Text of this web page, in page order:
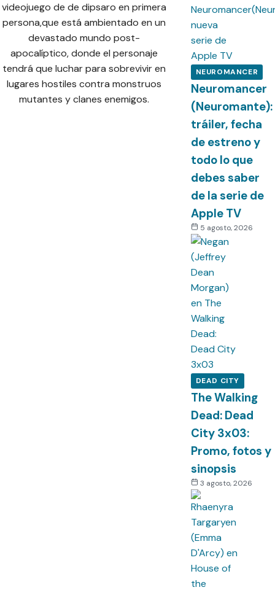
videojuego de de dipsaro en primera
persona,que está ambientado en un
devastado mundo post-
apocalíptico, donde el personaje
tendrá que luchar para sobrevivir en
lugares hostiles contra monstruos
mutantes y clanes enemigos.
NEUROMANCER
Neuromancer
(Neuromante):
tráiler, fecha
de estreno y
todo lo que
debes saber
de la serie de
Apple TV
5 agosto, 2026
DEAD CITY
The Walking
Dead: Dead
City 3x03:
Promo, fotos y
sinopsis
3 agosto, 2026